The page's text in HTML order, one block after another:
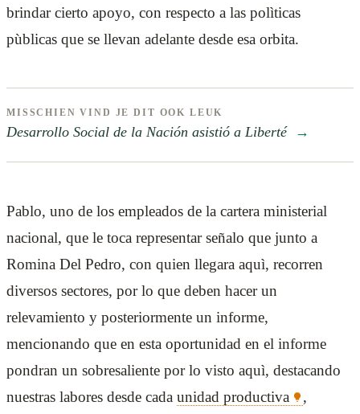
brindar cierto apoyo, con respecto a las polìticas
pùblicas que se llevan adelante desde esa orbita.
MISSCHIEN VIND JE DIT OOK LEUK
Desarrollo Social de la Nación asistió a Liberté →
Pablo, uno de los empleados de la cartera ministerial
nacional, que le toca representar señalo que junto a
Romina Del Pedro, con quien llegara aquì, recorren
diversos sectores, por lo que deben hacer un
relevamiento y posteriormente un informe,
mencionando que en esta oportunidad en el informe
pondran un sobresaliente por lo visto aquì, destacando
nuestras labores desde cada unidad productiva
,